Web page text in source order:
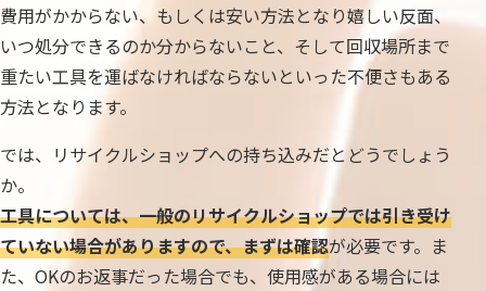
費用がかからない、もしくは安い方法となり嬉しい反面、
いつ処分できるのか分からないこと、そして回収場所まで
重たい工具を運ばなければならないといった不便さもある
方法となります。
では、リサイクルショップへの持ち込みだとどうでしょう
か。
工具については、一般のリサイクルショップでは引き受け
ていない場合がありますので、まずは確認が必要です。ま
た、OKのお返事だった場合でも、使用感がある場合には